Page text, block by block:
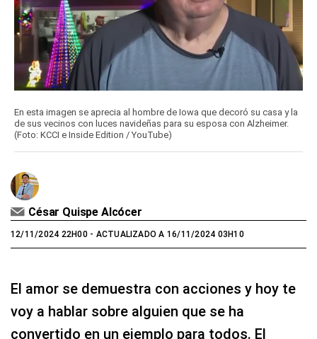
En esta imagen se aprecia al hombre de Iowa que decoró su casa y la
de sus vecinos con luces navideñas para su esposa con Alzheimer.
(Foto: KCCI e Inside Edition / YouTube)
César Quispe Alcócer
12/11/2024 22H00- ACTUALIZADO A 16/11/2024 03H10
El amor se demuestra con acciones y hoy te
voy a hablar sobre alguien que se ha
convertido en un ejemplo para todos. El